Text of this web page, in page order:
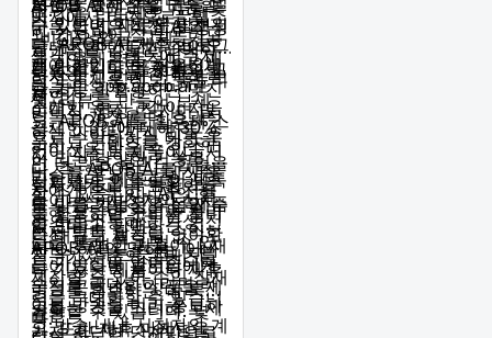
수 있으며, 새로운 팔로워
를 유치하고 다시 찾아오
게 만들기도 더 쉬워집니
다.
요.
어 킷을 만드세요. 콘텐츠
와 가치관이 잘 맞는다고
생각하는 브랜드에 주저
하지 말고 먼저 연락해 보
세요.
미지에서 비디오로" 및
"비디오 얼굴 교체" 기능
을 사용해 역동적이고 매
력적인 제품 데모, 튜토리
얼, 리뷰를 만들어 보세
요. APOB AI를 활용해 스
폰서드 콘텐츠를 강화하
면 더 많은 브랜드 협업을
성사시키고 더 높은 보수
를 받을 가능성을 높일 수
있습니다.
수 있는 기회도 제공합니
다. APOB AI 제휴 프로그
램에 가입하면, 처음 3개
월 동안 app.apob.ai로
소개한 유료 고객이 처음
결제한 3건에 대해 30%
커미션을 받을 수 있습니
다. 즉, APOB AI를 시청
자에게 홍보하고 추천을
통해 상당한 수입을 올리
면서 틱톡 활동을 수익화
할 수 있다는 뜻입니다.
APOB AI로 돈을 버는 또
다른 방법은 직접 AI 생성
콘텐츠를 만들고 판매하
는 것입니다. 플랫폼의 고
급 기능을 활용하면 멋진
이미지, 영상, 심지어 말
하는 아바타까지 만들 수
있어 자신의 제품이나 서
비스를 홍보하는 데 사용
할 수 있습니다. AI의 힘
을 활용하면 값비싼 장비
나 대규모 제작팀 없이도
전문가 수준의 콘텐츠를
제작할 수 있어 수익 잠재
력을 극대화할 수 있습니
다.
틱톡의 기능을 최대한 활
용하기
틱톡은 계정을 더 효과적
으로 수익화하는 데 도움
이 되는 다양한 기능을 제
공합니다. 예를 들어 틱톡
라이브는 시청자와 실시
간으로 소통하고 가상 선
물을 통해 돈을 벌 수 있
는 가능성을 열어줍니다.
수익을 극대화하려면 라
이브 방송을 미리 홍보하
고 방송 내내 시청자와 계
틱톡 활동을 수익화하는
또 다른 방법은 직접 제품
을 만들고 판매하는 것입
니다. 특별한 기술이나 재
능이 있다면 팔로워에게
독점 콘텐츠나 상품을 제
공하는 것을 고려해 보세
요. 또한 제휴 마케팅을
APOB AI의 말하는 아바
타 기능은 제품이나 제휴
링크를 홍보하는 데 특히
유용할 수 있습니다. 몇
가지 간단한 단계만으로
결론